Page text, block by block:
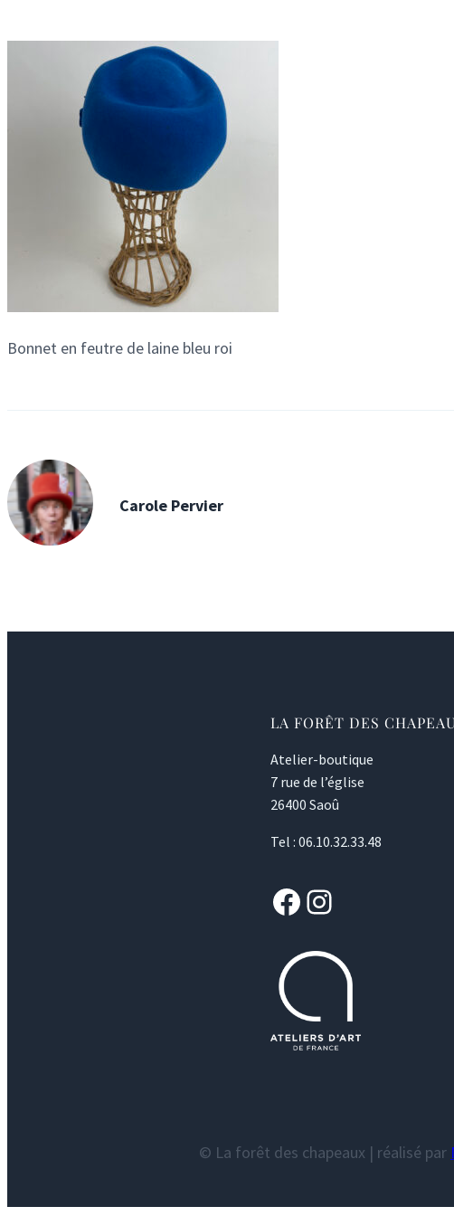
Bonnet en feutre de laine bleu roi
Carole Pervier
LA FORÊT DES
Atelier-boutique
7 rue de l’église
26400 Saoû
Tel : 06.10.32.33.48
Facebook Instagram
© La forêt des chapeaux | réalisé par